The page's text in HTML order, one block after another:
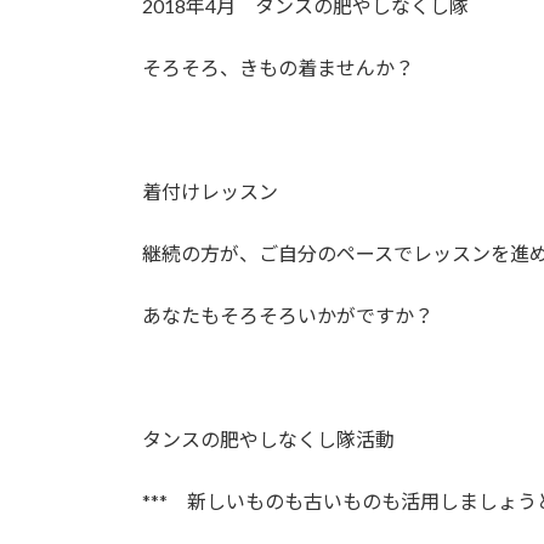
2018年4月 タンスの肥やしなくし隊
そろそろ、きもの着ませんか？
着付けレッスン
継続の方が、ご自分のペースでレッスンを進め
あなたもそろそろいかがですか？
タンスの肥やしなくし隊活動
*** 新しいものも古いものも活用しましょ